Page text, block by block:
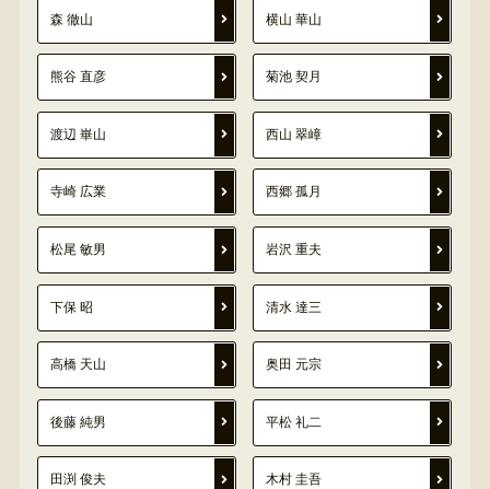
森 徹山 横山 華山
熊谷 直彦 菊池 契月
渡辺 崋山 西山 翠嶂
寺崎 広業 西郷 孤月
松尾 敏男 岩沢 重夫
下保 昭 清水 達三
高橋 天山 奥田 元宗
後藤 純男 平松 礼二
田渕 俊夫 木村 圭吾